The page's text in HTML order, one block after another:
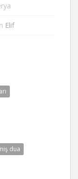
Elif
dua